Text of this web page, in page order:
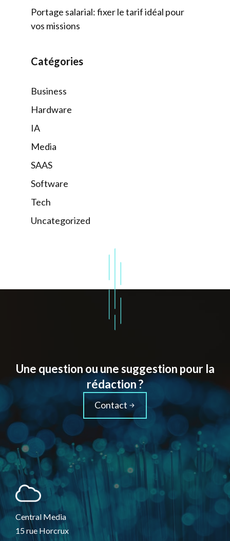
Portage salarial: fixer le tarif idéal pour
vos missions
Catégories
Business
Hardware
IA
Media
SAAS
Software
Tech
Uncategorized
Une question ou une suggestion pour la
rédaction ?
Contact
Central Media
15 rue Horcrux